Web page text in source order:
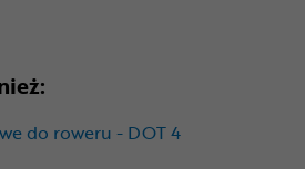
do roweru - DOT 4